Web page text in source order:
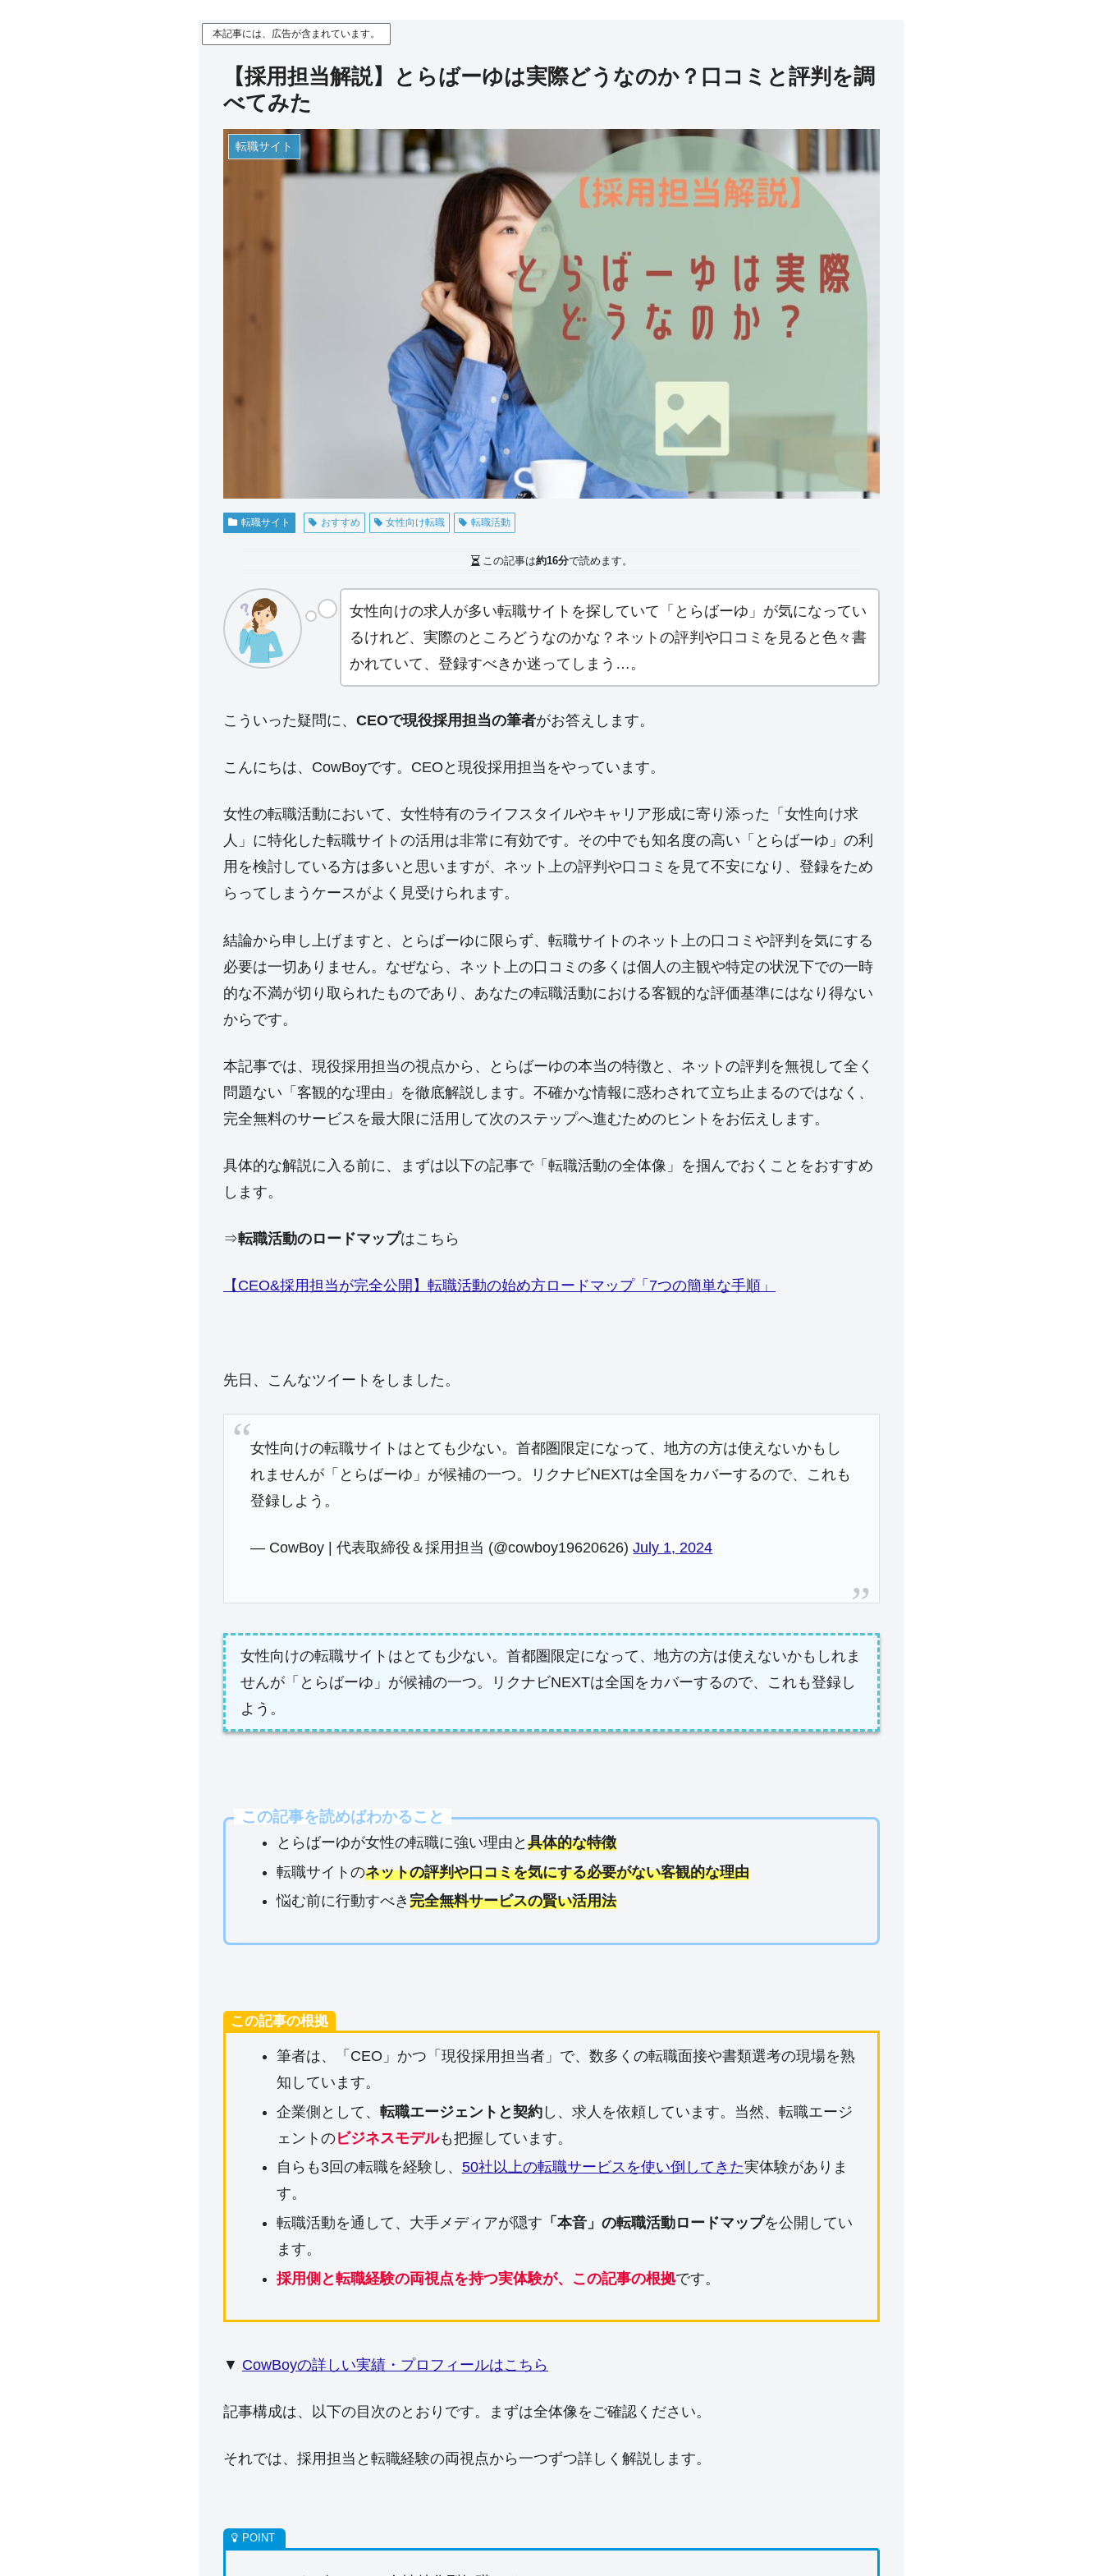
本記事には、広告が含まれています。
【採用担当解説】とらばーゆは実際どうなのか？口コミと評判を調
べてみた
転職サイト
転職サイト おすすめ 女性向け転職 転職活動
この記事は約16分で読めます。
女性向けの求人が多い転職サイトを探していて「とらばーゆ」が気になってい
るけれど、実際のところどうなのかな？ネットの評判や口コミを見ると色々書
かれていて、登録すべきか迷ってしまう…。
こういった疑問に、 CEOで現役採用担当の筆者がお答えします。
こんにちは、CowBoyです。CEOと現役採用担当をやっています。
女性の転職活動において、女性特有のライフスタイルやキャリア形成に寄り添った「女性向け求
人」に特化した転職サイトの活用は非常に有効です。その中でも知名度の高い「とらばーゆ」の利
用を検討している方は多いと思いますが、ネット上の評判や口コミを見て不安になり、登録をため
らってしまうケースがよく見受けられます。
結論から申し上げますと、とらばーゆに限らず、転職サイトのネット上の口コミや評判を気にする
必要は一切ありません。なぜなら、ネット上の口コミの多くは個人の主観や特定の状況下での一時
的な不満が切り取られたものであり、あなたの転職活動における客観的な評価基準にはなり得ない
からです。
本記事では、現役採用担当の視点から、とらばーゆの本当の特徴と、ネットの評判を無視して全く
問題ない「客観的な理由」を徹底解説します。不確かな情報に惑わされて立ち止まるのではなく、
完全無料のサービスを最大限に活用して次のステップへ進むためのヒントをお伝えします。
具体的な解説に入る前に、まずは以下の記事で「転職活動の全体像」を掴んでおくことをおすすめ
します。
⇒転職活動のロードマップはこちら
【CEO&採用担当が完全公開】転職活動の始め方ロードマップ「7つの簡単な手順」
先日、こんなツイートをしました。
女性向けの転職サイトはとても少ない。首都圏限定になって、地方の方は使えないかもし
れませんが「とらばーゆ」が候補の一つ。リクナビNEXTは全国をカバーするので、これも
登録しよう。
— CowBoy | 代表取締役＆採用担当 (@cowboy19620626)July 1, 2024
女性向けの転職サイトはとても少ない。首都圏限定になって、地方の方は使えないかもしれま
せんが「とらばーゆ」が候補の一つ。リクナビNEXTは全国をカバーするので、これも登録し
よう。
この記事を読めばわかること
とらばーゆが女性の転職に強い理由と 具体的な特徴
転職サイトのネットの評判や口コミを気にする必要がない客観的な理由
悩む前に行動すべき 完全無料サービスの賢い活用法
この記事の根拠
筆者は、「CEO」かつ「現役採用担当者」で、数多くの転職面接や書類選考の現場を熟
知しています。
企業側として、 転職エージェントと契約し、求人を依頼しています。当然、転職エージ
ェントのビジネスモデルも把握しています。
自らも3回の転職を経験し、 50社以上の転職サービスを使い倒してきた実体験がありま
す。
転職活動を通して、大手メディアが隠す 「本音」の転職活動ロードマップを公開してい
ます。
採用側と転職経験の両視点を持つ実体験が、この記事の根拠です。
▼ CowBoyの詳しい実績・プロフィールはこちら
記事構成は、以下の目次のとおりです。まずは全体像をご確認ください。
それでは、採用担当と転職経験の両視点から一つずつ詳しく解説します。